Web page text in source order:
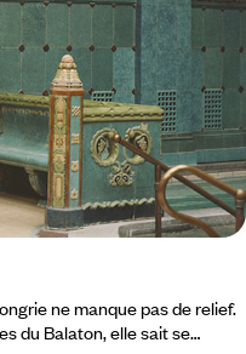
ne manque pas de relief.
du Balaton, elle sait se